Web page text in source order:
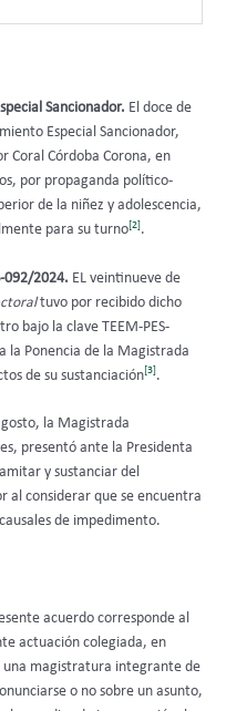
Sancionador. El doce de
Especial Sancionador,
Coral Córdoba Corona, en
por propaganda político-
de la niñez y adolescencia,
para su turno[2].
092/2024. EL veintinueve de
tuvo por recibido dicho
bajo la clave TEEM-PES-
la Ponencia de la Magistrada
de su sustanciación [3] .
la Magistrada
presentó ante la Presidenta
y sustanciar del
al considerar que se encuentra
de impedimento.
acuerdo corresponde al
actuación colegiada, en
una magistratura integrante de
o no sobre un asunto,